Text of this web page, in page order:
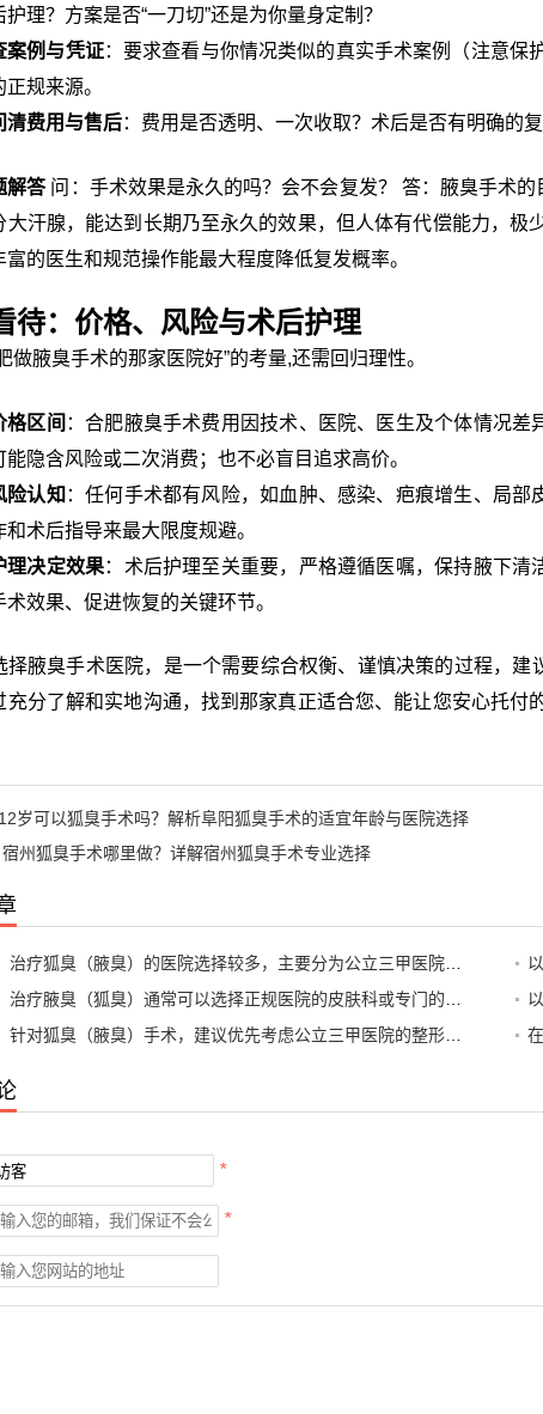
护理？方案是否“一刀切”还是为你量身定制？
案例与凭证：要求查看与你情况类似的真实手术案例（注意保
正规来源。
清费用与售后：费用是否透明、一次收取？术后是否有明确的
解答问：手术效果是永久的吗？会不会复发？ 答：腋臭手术
大汗腺，能达到长期乃至永久的效果，但人体有代偿能力，
富的医生和规范操作能最大程度降低复发概率。
待：价格、风险与术后护理
做腋臭手术的那家医院好”的考量,还需回归理性。
格区间 ：合肥腋臭手术费用因技术、医院、医生及个体情况差
能隐含风险或二次消费；也不必盲目追求高价。
险认知 ：任何手术都有风险，如血肿、感染、疤痕增生、局
和术后指导来最大限度规避。
理决定效果：术后护理至关重要，严格遵循医嘱，保持腋下
术效果、促进恢复的关键环节。
择腋臭手术医院，是一个需要综合权衡、谨慎决策的过程，建
充分了解和实地沟通，找到那家真正适合您、能让您安心托
12岁可以狐臭手术吗？解析阜阳狐臭手术的适宜年龄与医院选择
宿州狐臭手术哪里做？详解宿州狐臭手术专业选择
*
*